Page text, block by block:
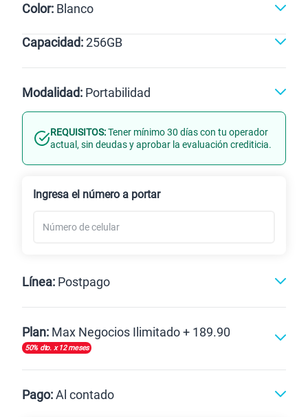
Color: Blanco
Capacidad:256GB
256GB
Modalidad: Portabilidad
Línea Nueva Portabilidad
REQUISITOS:Tener mínimo 30 días con tu operador
actual, sin deudas y aprobar la evaluación crediticia.
Ingresa el número a portar
Línea: Postpago
Plan: Max Negocios Ilimitado + 189.90
50% dto. x 12 meses
Pago:Al contado